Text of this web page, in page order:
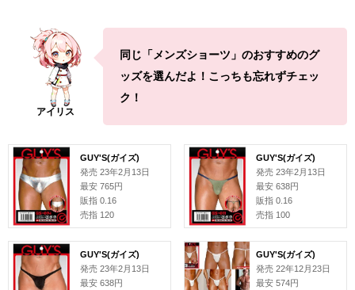
同じ「メンズショーツ」のおすすめのグ
ッズを選んだよ！こっちも忘れずチェッ
ク！
GUY'S(ガイズ)
発売 23年2月13日
最安 765円
販指 0.16
売指 120
GUY'S(ガイズ)
発売 23年2月13日
最安 638円
販指 0.16
売指 100
GUY'S(ガイズ)
発売 23年2月13日
最安 638円
GUY'S(ガイズ)
発売 22年12月23日
最安 574円